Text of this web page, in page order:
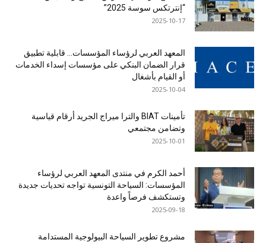
“إنترتكس سوسة 2025”
2025-10-17
المعهد العربي لرؤساء المؤسسات… قابلية تطبيق
قرار الضمان البنكي على مؤسسات إسداء الخدمات
أو القيام بأشغال
2025-10-04
تأمينات BIAT والترا ميراج الجريد أرقام قياسية
وتضامن مجتمعي
2025-10-01
أحمد الكرم في منتدى المعهد العربي لرؤساء
المؤسسات: السياحة التونسية تواجه تحديات جديدة
وتستكشف فرصاً واعدة
2025-09-18
مشروع تطوير السياحة البيولوجية المستدامة